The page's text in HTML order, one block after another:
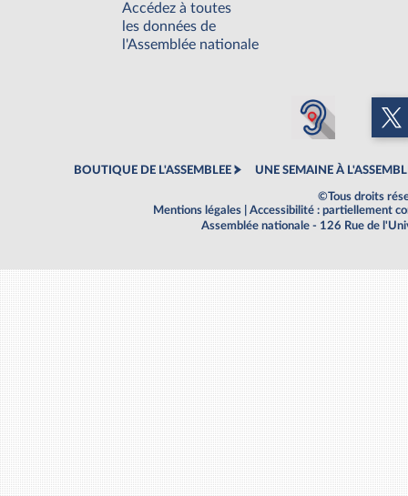
Accédez à toutes
les données de
l'Assemblée nationale
BOUTIQUE DE L'ASSEMBLEE UNE SEMAINE À
©Tous droits
Mentions légales
Accessibilité : partiellement
Assemblée nationale - 126 Rue de